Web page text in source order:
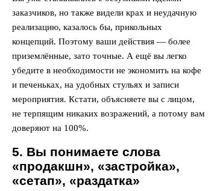
заказчиков, но также видели крах и неудачную
реализацию, казалось бы, прикольных
концепций. Поэтому ваши действия — более
приземлённые, зато точные. А ещё вы легко
убедите в необходимости не экономить на кофе
и печеньках, на удобных стульях и записи
мероприятия. Кстати, объясняете вы с лицом,
не терпящим никаких возражений, а потому вам
доверяют на 100%.
5. Вы понимаете слова
«продакшн», «застройка»,
«сетап», «раздатка»